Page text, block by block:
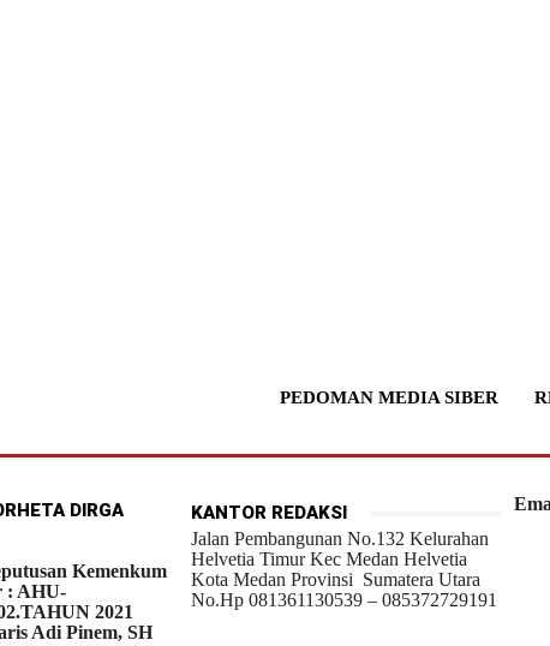
PEDOMAN MEDIA SIBER
DIRGA
Kemenkum
: AHU-
2021
Adi Pinem, SH
KANTOR REDAKSI
Jalan Pembangunan No.132 Kelurahan
Helvetia Timur Kec Medan Helvetia
Kota Medan Provinsi Sumatera Utara
No.Hp 081361130539 – 085372729191